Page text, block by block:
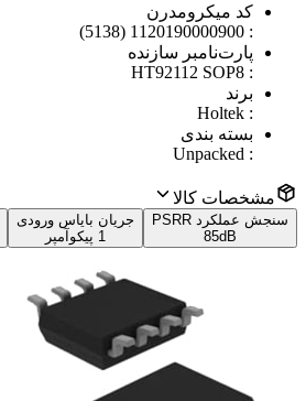
کد میکرومدرن
:
1120190000900 (5138)
پارت‌نامبر سازنده
:
HT92112 SOP8
برند
:
Holtek
بسته بندی
:
Unpacked
مشخصات کالا
سنجش عملکرد PSRR
85dB
جریان بایاس ورودی
1 پیکوآمپر